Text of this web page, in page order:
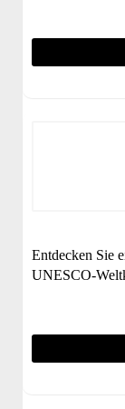
Entdecken Sie
UNESCO-